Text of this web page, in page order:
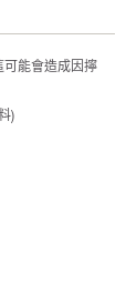
可能會造成因擰
)